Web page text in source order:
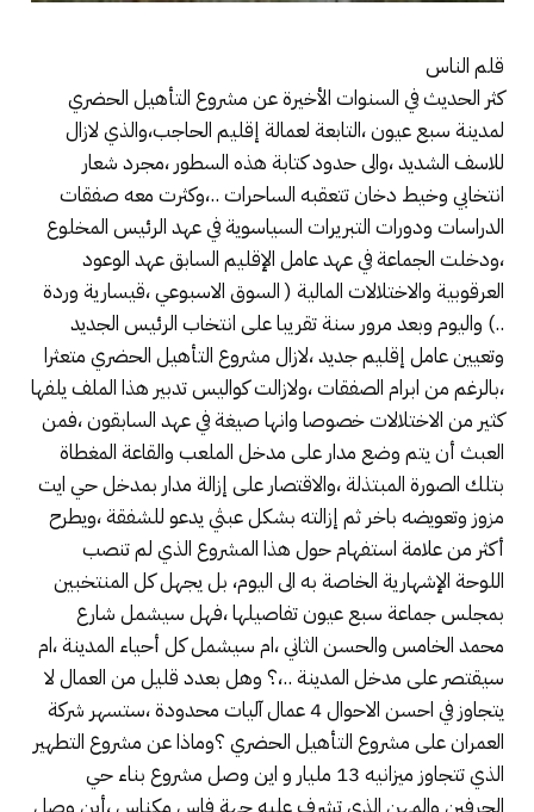
قلم الناس
كثر الحديث في السنوات الأخيرة عن مشروع التأهيل الحضري
لمدينة سبع عيون ،التابعة لعمالة إقليم الحاجب،والذي لازال
للاسف الشديد ،والى حدود كتابة هذه السطور ،مجرد شعار
انتخابي وخيط دخان تتعقبه الساحرات ..،وكثرت معه صفقات
الدراسات ودورات التبريرات السياسوية في عهد الرئيس المخلوع
،ودخلت الجماعة في عهد عامل الإقليم السابق عهد الوعود
العرقوبية والاختلالات المالية ( السوق الاسبوعي ،قيسارية وردة
..) واليوم وبعد مرور سنة تقريبا على انتخاب الرئيس الجديد
وتعيين عامل إقليم جديد ،لازال مشروع التأهيل الحضري متعثرا
،بالرغم من ابرام الصفقات ،ولازالت كواليس تدبير هذا الملف يلفها
كثير من الاختلالات خصوصا وانها صيغة في عهد السابقون ،فمن
العبث أن يتم وضع مدار على مدخل الملعب والقاعة المغطاة
بتلك الصورة المبتذلة ،والاقتصار على إزالة مدار بمدخل حي ايت
مزوز وتعويضه باخر ثم إزالته بشكل عبثي يدعو للشفقة ،ويطرح
أكثر من علامة استفهام حول هذا المشروع الذي لم تنصب
اللوحة الإشهارية الخاصة به الى اليوم، بل يجهل كل المنتخبين
بمجلس جماعة سبع عيون تفاصيلها ،فهل سيشمل شارع
محمد الخامس والحسن الثاني ،ام سيشمل كل أحياء المدينة ،ام
سيقتصر على مدخل المدينة ..،؟ وهل بعدد قليل من العمال لا
يتجاوز في احسن الاحوال 4 عمال آليات محدودة ،ستسهر شركة
العمران على مشروع التأهيل الحضري ؟وماذا عن مشروع التطهير
الذي تتجاوز ميزانيه 13 مليار و اين وصل مشروع بناء حي